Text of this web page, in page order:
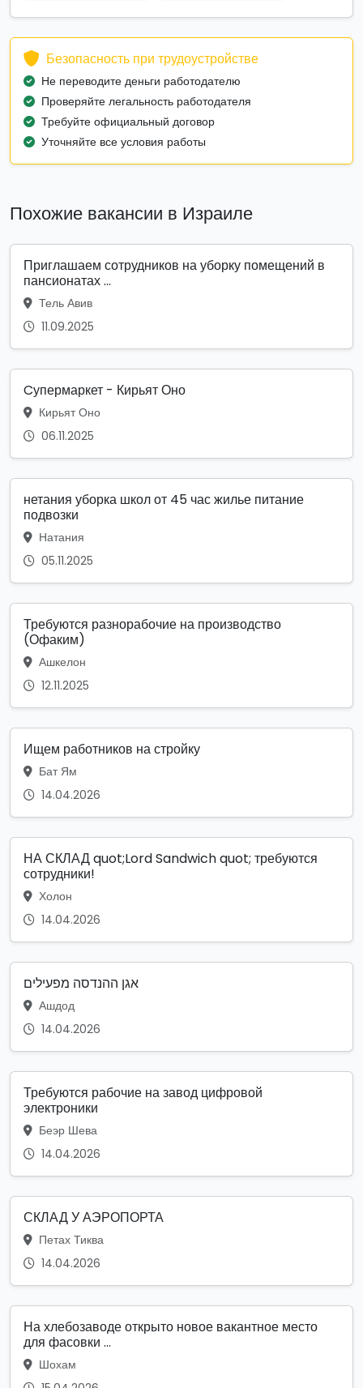
Безопасность при трудоустройстве
Не переводите деньги работодателю
Проверяйте легальность работодателя
Требуйте официальный договор
Уточняйте все условия работы
Похожие вакансии в Израиле
Приглашаем сотрудников на уборку помещений в
пансионатах ...
Тель Авив
11.09.2025
Cупермаркет - Кирьят Оно
Кирьят Оно
06.11.2025
нетания уборка школ от 45 час жилье питание
подвозки
Натания
05.11.2025
Требуются разнорабочие на производство
(Офаким)
Ашкелон
12.11.2025
Ищем работников на стройку
Бат Ям
14.04.2026
НА СКЛАД quot;Lord Sandwich quot; требуются
сотрудники!
Холон
14.04.2026
אגן ההנדסה מפעילים
Ашдод
14.04.2026
Требуются рабочие на завод цифровой
электроники
Беэр Шева
14.04.2026
СКЛАД У АЭРОПОРТА
Петах Тиква
14.04.2026
На хлебозаводе открыто новое вакантное место
для фасовки ...
Шохам